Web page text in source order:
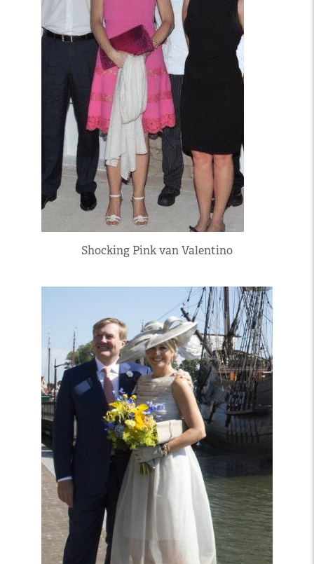
Shocking Pink van Valentino